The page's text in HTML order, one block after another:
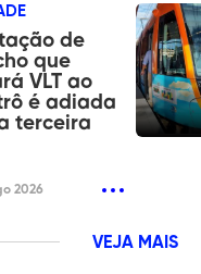
de
que
VLT ao
é adiada
terceira
2026
VEJA MAIS